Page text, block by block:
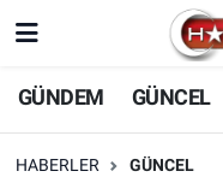
GÜNDEM GÜNCEL
HABERLER GÜNCEL
Nöbetçi Eczaneler
Hava Durumu